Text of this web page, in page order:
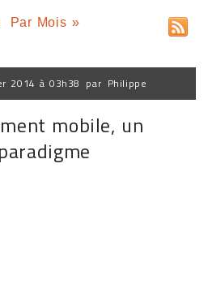
Par Mois »
2014 à 03h38 par Philippe
mobile, un